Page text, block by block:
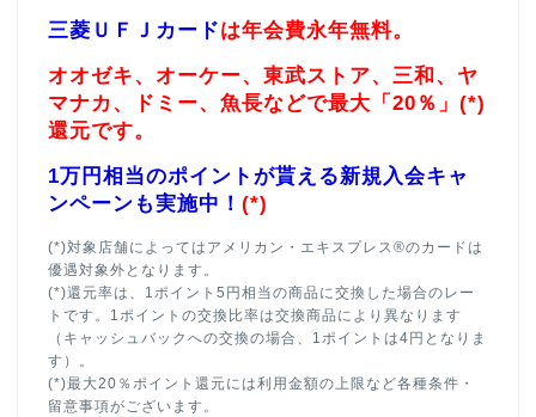
三菱ＵＦＪカードは年会費永年無料。
オオゼキ、オーケー、東武ストア、三和、ヤ
マナカ、ドミー、魚長などで最大「20％」(*)
還元です。
1万円相当のポイントが貰える新規入会キャ
ンペーンも実施中！ (*)
(*)対象店舗によってはアメリカン・エキスプレス®のカードは
優遇対象外となります。
(*)還元率は、1ポイント5円相当の商品に交換した場合のレー
トです。1ポイントの交換比率は交換商品により異なります
（キャッシュバックへの交換の場合、1ポイントは4円となりま
す）。
(*)最大20％ポイント還元には利用金額の上限など各種条件・
留意事項がございます。